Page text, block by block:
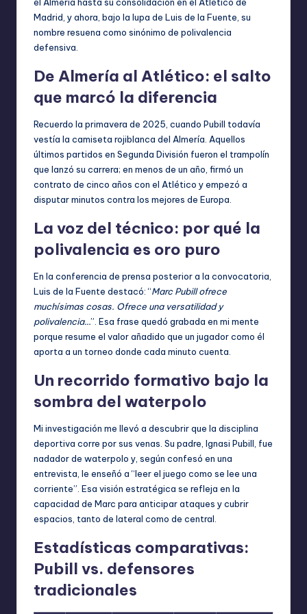
Madrid, y ahora, bajo la lupa de Luis de la Fuente, su
nombre resuena como sinónimo de polivalencia
defensiva.
De Almería al Atlético: el salto
que marcó la diferencia
Recuerdo la primavera de 2025, cuando Pubill todavía
vestía la camiseta rojiblanca del Almería. Aquellos
últimos partidos en Segunda División fueron el trampolín
que lanzó su carrera; en menos de un año, firmó un
contrato de cinco años con el Atlético y empezó a
disputar minutos contra los mejores de Europa.
La voz del técnico: por qué la
polivalencia es oro puro
En la conferencia de prensa posterior a la convocatoria,
Luis de la Fuente destacó: “Marc Pubill ofrece
muchísimas cosas. Ofrece una versatilidad y
polivalencia…”. Esa frase quedó grabada en mi mente
porque resume el valor añadido que un jugador como él
aporta a un torneo donde cada minuto cuenta.
Un recorrido formativo bajo la
sombra del waterpolo
Mi investigación me llevó a descubrir que la disciplina
deportiva corre por sus venas. Su padre, Ignasi Pubill, fue
nadador de waterpolo y, según confesó en una
entrevista, le enseñó a “leer el juego como se lee una
corriente”. Esa visión estratégica se refleja en la
capacidad de Marc para anticipar ataques y cubrir
espacios, tanto de lateral como de central.
Estadísticas comparativas:
Pubill vs. defensores
tradicionales